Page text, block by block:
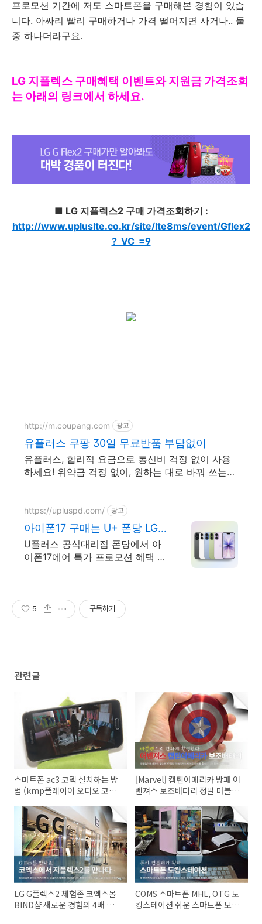
프로모션 기간에 저도 스마트폰을 구매해본 경험이 있습
니다. 아싸리 빨리 구매하거나 가격 떨어지면 사거나.. 둘
중 하나더라구요.
LG 지플렉스 구매혜택 이벤트와 지원금 가격조회
는 아래의 링크에서 하세요.
■ LG 지플렉스2 구매 가격조회하기 :
http://www.upluslte.co.kr/site/lte8ms/event/Gflex2
?_VC_=9
http://m.coupang.com 광고
유플러스 쿠팡 30일 무료반품 부담없이
유플러스, 합리적 요금으로 통신비 걱정 없이 사용
하세요! 위약금 걱정 없이, 원하는 대로 바꿔 쓰는
https://upluspd.com/ 광고
아이폰17 구매는 U+ 폰당 LG
유플러스 공식인증대리점
U플러스 공식대리점 폰당에서 아
이폰17에어 특가 프로모션 혜택 이
5 구독하기
관련글
스마트폰 ac3 코덱 설치하는 방
법 (kmp플레이어 오디오 코덱
[Marvel] 캡틴아메리카 방패 어
벤져스 보조배터리 정말 마블팬
LG G플렉스2 체험존 코엑스몰
BIND샵 새로운 경험의 4배 빠
COMS 스마트폰 MHL, OTG 도
킹스테이션 쉬운 스마트폰 모니